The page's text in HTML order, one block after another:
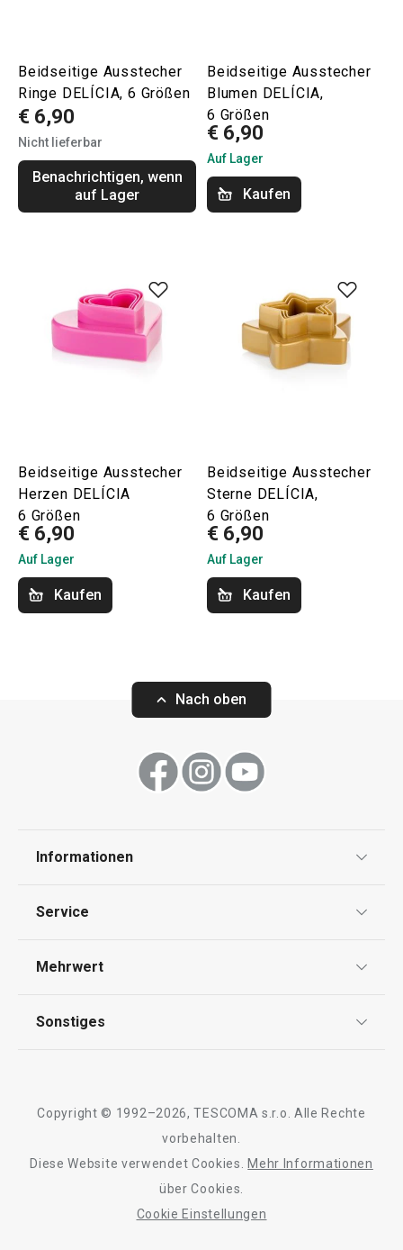
Beidseitige Ausstecher
Ringe DELÍCIA, 6 Größen
€ 6,90
Nicht lieferbar
Benachrichtigen, wenn
auf Lager
Beidseitige Ausstecher
Blumen DELÍCIA,
6 Größen
€ 6,90
Auf Lager
Kaufen
Beidseitige Ausstecher
Herzen DELÍCIA
6 Größen
€ 6,90
Auf Lager
Kaufen
Beidseitige Ausstecher
Sterne DELÍCIA,
6 Größen
€ 6,90
Auf Lager
Kaufen
Nach oben
Informationen
Impressum
Service
Rückgabe von Waren/Reklamation
Mehrwert
Sonstiges
Barrierefreiheit
Copyright © 1992–2026, TESCOMA s.r.o. Alle Rechte
vorbehalten.
Diese Website verwendet Cookies.
Mehr Informationen
über Cookies.
Cookie Einstellungen